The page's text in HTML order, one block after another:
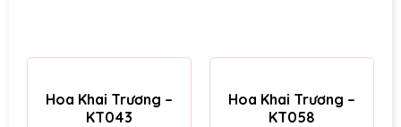
Hoa Khai Trương –
KT043
Hoa Khai Trương –
KT058